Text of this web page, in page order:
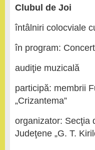
Clubul de Joi
întâlniri colocviale
în program: Concert
audiţie muzicală
participă: membrii
„Crizantema”
organizator: Secţia
Judeţene „G. T.